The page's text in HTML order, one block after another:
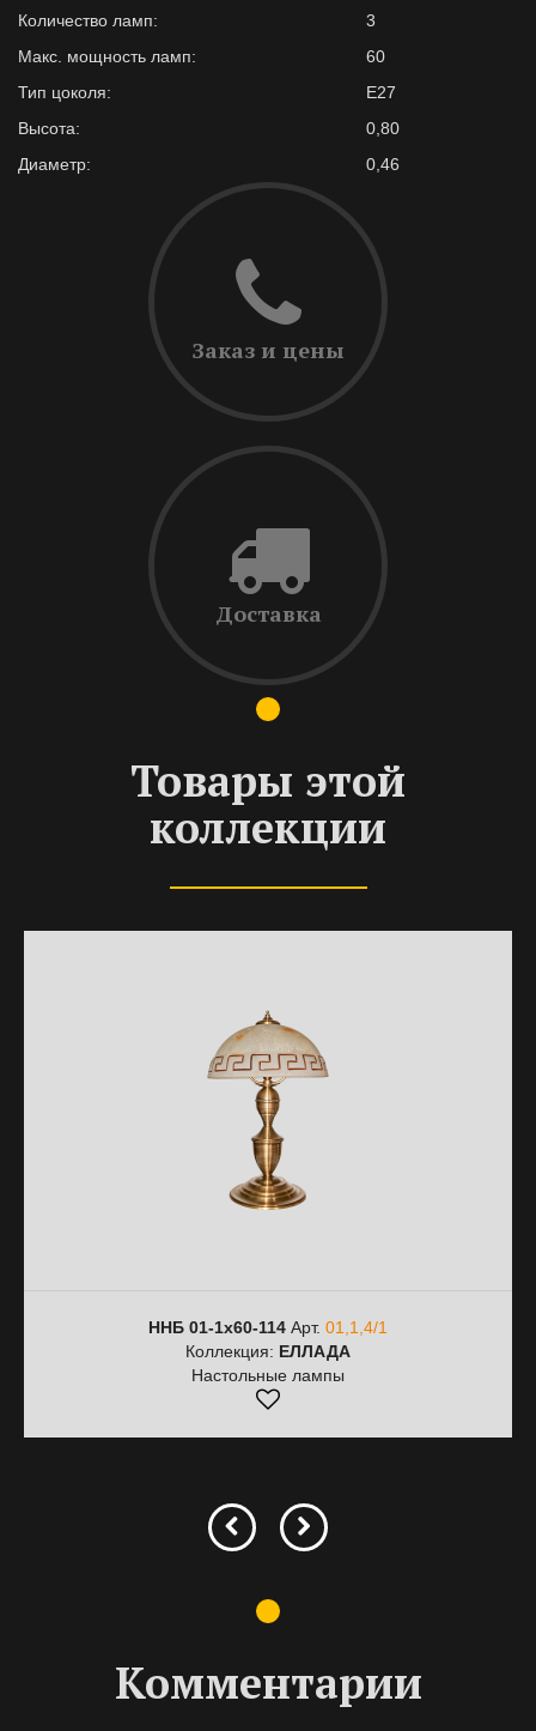
Количество ламп:
3
Макс. мощность ламп:
60
Тип цоколя:
E27
Высота:
0,80
Диаметр:
0,46
Заказ и цены
Доставка
Товары этой
коллекции
ННБ 01-1х60-114 Арт. 01,1,4/1
Коллекция: ЕЛЛАДА
Настольные лампы
Комментарии